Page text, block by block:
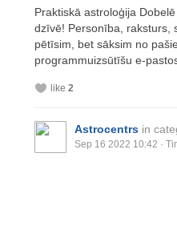
Praktiskā astroloģija
dzīvē! Personība, raksturs,
pētīsim, bet sāksim no
programmuizsūtīšu e-
like 2
Astrocentrs in
Sep 16 2022 10:42 ·